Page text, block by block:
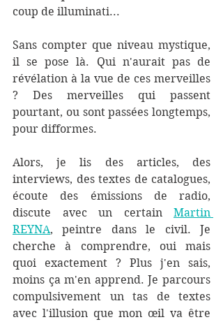
coup de illuminati...
Sans compter que niveau mystique,
il se pose là. Qui n'aurait pas de
révélation à la vue de ces merveilles
? Des merveilles qui passent
pourtant, ou sont passées longtemps,
pour difformes.
Alors, je lis des articles, des
interviews, des textes de catalogues,
écoute des émissions de radio,
discute avec un certain Martin
REYNA, peintre dans le civil. Je
cherche à comprendre, oui mais
quoi exactement ? Plus j'en sais,
moins ça m'en apprend. Je parcours
compulsivement un tas de textes
avec l'illusion que mon œil va être